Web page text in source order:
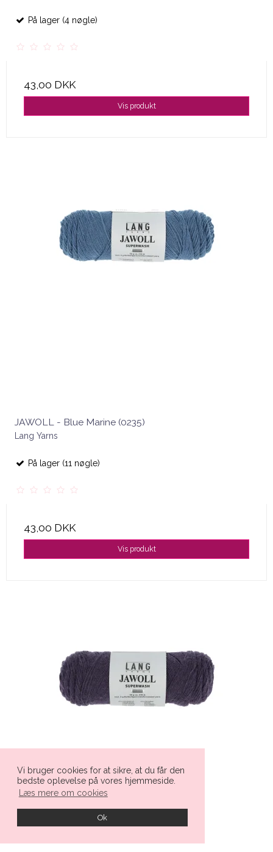
Vi bruger cookies for at sikre, at du får den
bedste oplevelse på vores hjemmeside.
Læs mere om cookies
Ok
På lager (4 nøgle)
43,00 DKK
Vis produkt
JAWOLL - Blue Marine (0235)
Lang Yarns
På lager (11 nøgle)
43,00 DKK
Vis produkt